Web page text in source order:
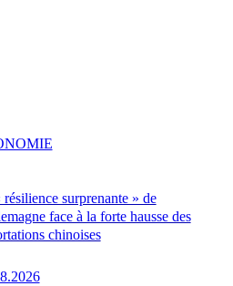
surprenante » de
face à la forte hausse des
chinoises